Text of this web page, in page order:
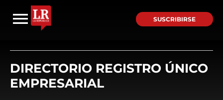
SUSCRIBIRSE
DIRECTORIO REGISTRO ÚNICO
EMPRESARIAL